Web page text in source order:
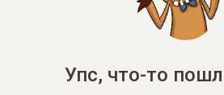
Упс, что-то